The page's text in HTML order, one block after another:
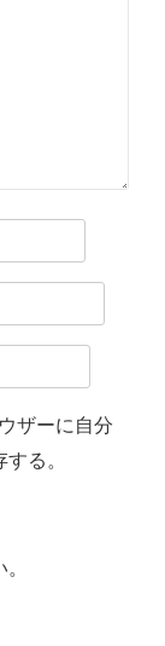
ザーに自分
る。